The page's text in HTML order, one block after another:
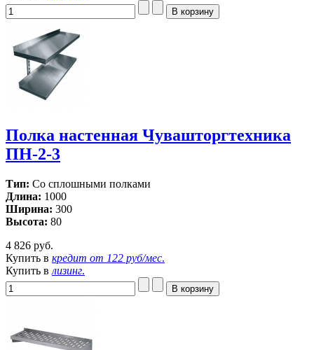
Полка настенная Чувашторгтехника
ПН-2-3
Тип: Со сплошными полками
Длина: 1000
Ширина: 300
Высота: 80
4 826 руб.
Купить в кредит от 122 руб/мес.
Купить в лизинг.